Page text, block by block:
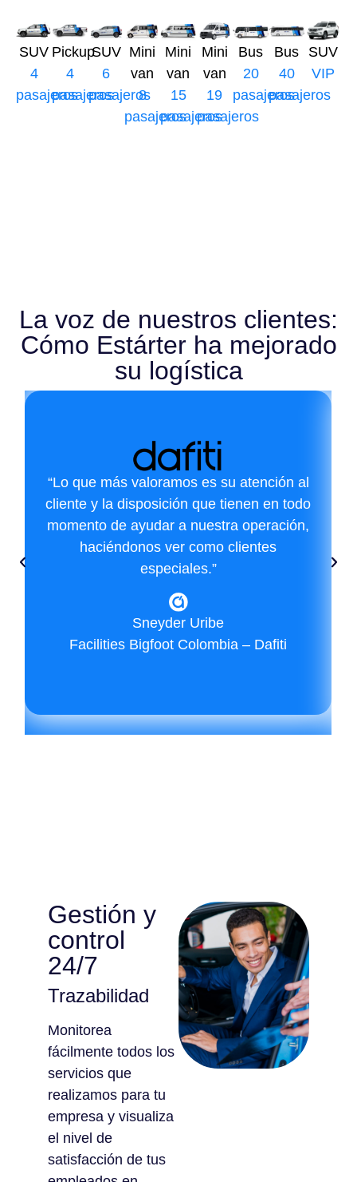
SUV
4
pasajeros
Pickup
4
pasajeros
SUV
6
pasajeros
Mini
van
8
pasajeros
Mini
van
15
pasajeros
Mini
van
19
pasajeros
Bus
20
pasajeros
Bus
40
pasajeros
SUV
VIP
La voz de nuestros clientes:
Cómo Estárter ha mejorado
su logística
“Lo que más valoramos es su atención al
cliente y la disposición que tienen en todo
momento de ayudar a nuestra operación,
haciéndonos ver como clientes
especiales.”
Sneyder Uribe
Facilities Bigfoot Colombia – Dafiti
Gestión y
control
24/7
Trazabilidad
Monitorea
fácilmente todos los
servicios que
realizamos para tu
empresa y visualiza
el nivel de
satisfacción de tus